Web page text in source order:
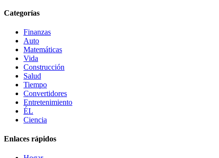
Categorías
Finanzas
Auto
Matemáticas
Vida
Construcción
Salud
Tiempo
Convertidores
Entretenimiento
ÉL
Ciencia
Enlaces rápidos